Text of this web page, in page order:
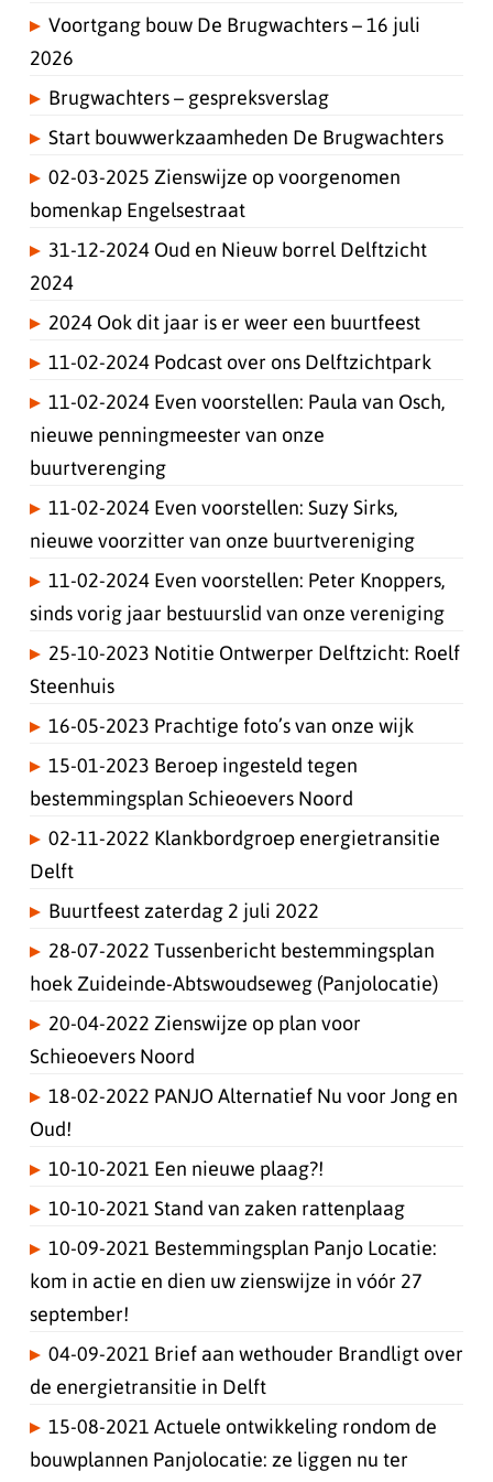
Voortgang bouw De Brugwachters – 16 juli
2026
Brugwachters – gespreksverslag
Start bouwwerkzaamheden De Brugwachters
02-03-2025 Zienswijze op voorgenomen
bomenkap Engelsestraat
31-12-2024 Oud en Nieuw borrel Delftzicht
2024
2024 Ook dit jaar is er weer een buurtfeest
11-02-2024 Podcast over ons Delftzichtpark
11-02-2024 Even voorstellen: Paula van Osch,
nieuwe penningmeester van onze
buurtverenging
11-02-2024 Even voorstellen: Suzy Sirks,
nieuwe voorzitter van onze buurtvereniging
11-02-2024 Even voorstellen: Peter Knoppers,
sinds vorig jaar bestuurslid van onze vereniging
25-10-2023 Notitie Ontwerper Delftzicht: Roelf
Steenhuis
16-05-2023 Prachtige foto’s van onze wijk
15-01-2023 Beroep ingesteld tegen
bestemmingsplan Schieoevers Noord
02-11-2022 Klankbordgroep energietransitie
Delft
Buurtfeest zaterdag 2 juli 2022
28-07-2022 Tussenbericht bestemmingsplan
hoek Zuideinde-Abtswoudseweg (Panjolocatie)
20-04-2022 Zienswijze op plan voor
Schieoevers Noord
18-02-2022 PANJO Alternatief Nu voor Jong en
Oud!
10-10-2021 Een nieuwe plaag?!
10-10-2021 Stand van zaken rattenplaag
10-09-2021 Bestemmingsplan Panjo Locatie:
kom in actie en dien uw zienswijze in vóór 27
september!
04-09-2021 Brief aan wethouder Brandligt over
de energietransitie in Delft
15-08-2021 Actuele ontwikkeling rondom de
bouwplannen Panjolocatie: ze liggen nu ter